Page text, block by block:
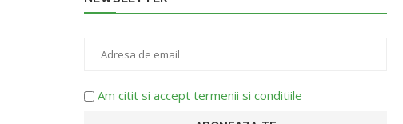
Am citit si accept termenii si conditiile